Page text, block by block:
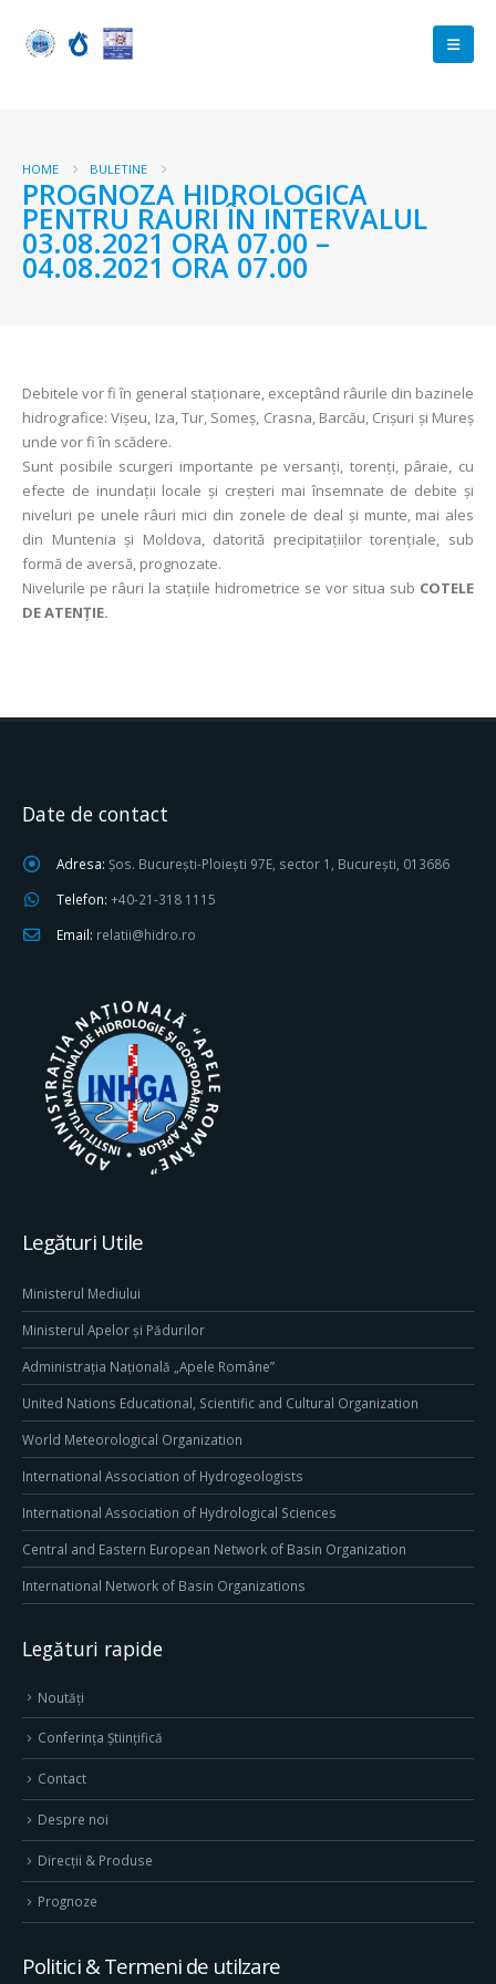
HOME BULETINE
PROGNOZA HIDROLOGICA
PENTRU RAURI ÎN INTERVALUL
03.08.2021 ORA 07.00 –
04.08.2021 ORA 07.00
Debitele vor fi în general staționare, exceptând râurile din bazinele
hidrografice: Vișeu, Iza, Tur, Someș, Crasna, Barcău, Crișuri și Mureș
unde vor fi în scădere.
Sunt posibile scurgeri importante pe versanți, torenți, pâraie, cu
efecte de inundații locale și creșteri mai însemnate de debite și
niveluri pe unele râuri mici din zonele de deal și munte, mai ales
din Muntenia și Moldova, datorită precipitațiilor torențiale, sub
formă de aversă, prognozate.
Nivelurile pe râuri la stațiile hidrometrice se vor situa sub COTELE
DE ATENȚIE.
Date de contact
Adresa: Șos. București-Ploiești 97E, sector 1, București, 013686
Telefon: +40-21-318 1115
Email: relatii@hidro.ro
Legături Utile
Ministerul Mediului
Ministerul Apelor și Pădurilor
Administrația Națională „Apele Române”
United Nations Educational, Scientific and Cultural Organization
World Meteorological Organization
International Association of Hydrogeologists
International Association of Hydrological Sciences
Central and Eastern European Network of Basin Organization
International Network of Basin Organizations
Legături rapide
Noutăți
Conferința Științifică
Contact
Despre noi
Direcţii & Produse
Prognoze
Politici & Termeni de utilzare